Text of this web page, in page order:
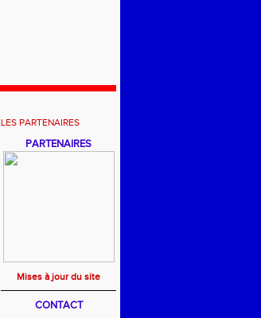
LES PARTENAIRES
PARTENAIRES
Mises à jour du site
CONTACT